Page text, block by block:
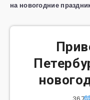
на новогодние